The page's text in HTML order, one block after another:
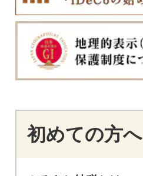
初めての方へ